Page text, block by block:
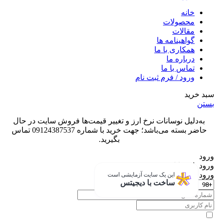
خانه
محصولات
مقالات
گواهینامه ها
همکاری با ما
درباره ما
تماس با ما
ورود / فرم ثبت نام
سبد خرید
بستن
به‌دلیل نوسانات نرخ ارز و تغییر قیمت‌ها فروش سایت در حال
حاضر بسته می‌باشد؛ جهت خرید با شماره 09124387537 تماس
بگیرید.
ورود
ورود با موبایل
ورود با ‫نام کاربریاین یک سایت آزمایشی است
ساخت با دیجیتس